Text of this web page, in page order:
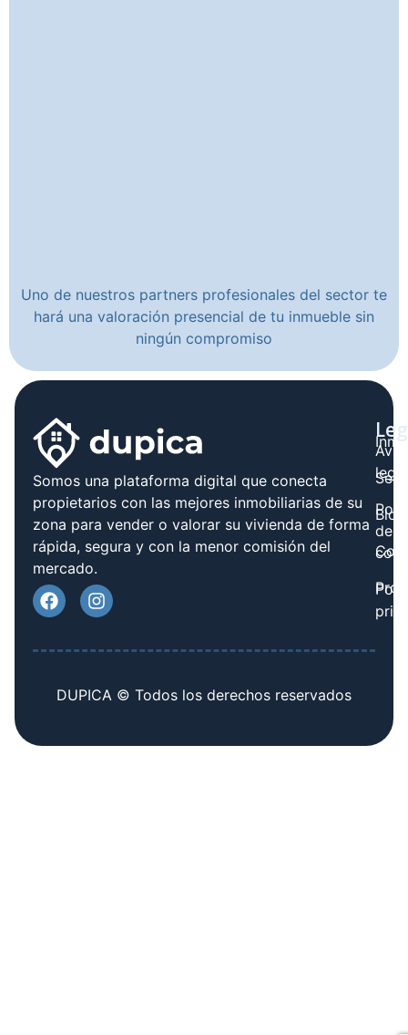
Uno de nuestros partners profesionales del sector te
hará una valoración presencial de tu inmueble sin
ningún compromiso
Somos una plataforma digital que conecta
propietarios con las mejores inmobiliarias de su
zona para vender o valorar su vivienda de forma
rápida, segura y con la menor comisión del
mercado.
Blog
legal
de
DUPICA © Todos los derechos reservados